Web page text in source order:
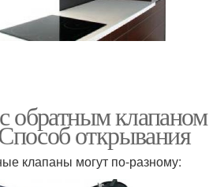
обратным клапаном
открывания
клапаны могут по-разному: